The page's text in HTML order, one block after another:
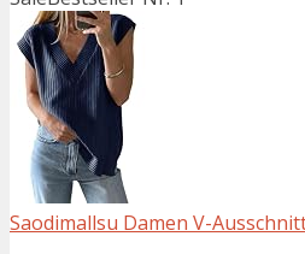
Saodimallsu Damen V-